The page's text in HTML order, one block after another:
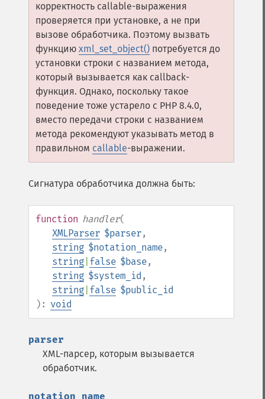
корректность callable-выражения
проверяется при установке, а не при
вызове обработчика. Поэтому вызвать
функцию xml_set_object() потребуется до
установки строки с названием метода,
который вызывается как callback-
функция. Однако, поскольку такое
поведение тоже устарело с PHP 8.4.0,
вместо передачи строки с названием
метода рекомендуют указывать метод в
правильном callable-выражении.
Сигнатура обработчика должна быть:
function handler(
XMLParser $parser,
string $notation_name,
string false $base,
string $system_id ,
string false $public_id
): void
parser
XML-парсер, которым вызывается
обработчик.
notation_name